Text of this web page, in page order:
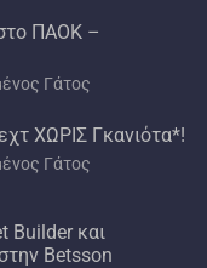
ΠΑΟΚ –
Γάτος
ΧΩΡΙΣ Γκανιότα*!
Γάτος
Builder και
Betsson